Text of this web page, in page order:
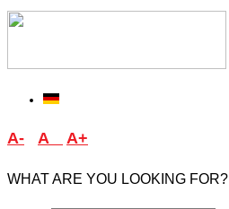
A- A A+
WHAT ARE YOU LOOKING FOR?